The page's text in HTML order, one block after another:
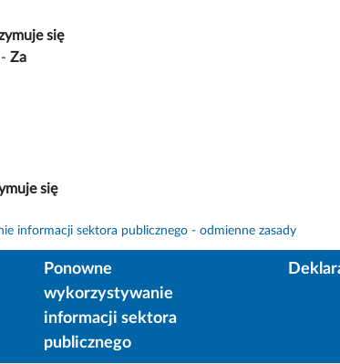
się
Za
się
informacji sektora publicznego - odmienne zasady
Ponowne
wykorzystywanie
informacji sektora
publicznego